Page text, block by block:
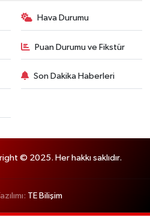
Hava Durumu
Puan Durumu ve Fikstür
Son Dakika Haberleri
© 2025. Her hakkı saklıdır.
TE Bilişim